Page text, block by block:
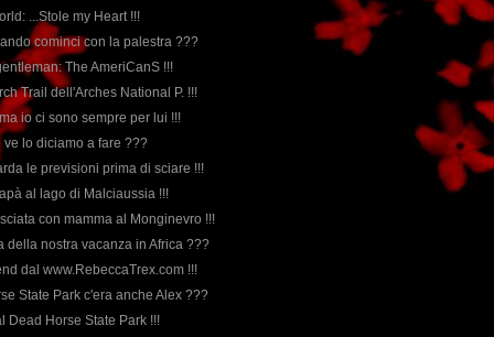
...Stole my Heart !!!
cominci con la palestra ???
The AmeriCanS !!!
Trail dell'Arches National P. !!!
io ci sono sempre per lui !!!
ve lo diciamo a fare ???
le previsioni prima di sciare !!!
al lago di Malciaussia !!!
con mamma al Monginevro !!!
della nostra vacanza in Africa ???
dal www.RebeccaTrex.com !!!
State Park c'era anche Alex ???
Dead Horse State Park !!!